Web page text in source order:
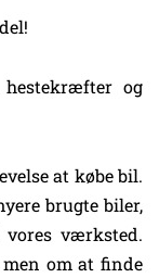
og
at købe bil.
brugte biler,
værksted.
om at finde